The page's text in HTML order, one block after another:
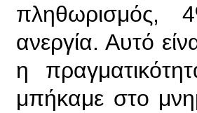
πληθωρισμός,
ανεργία. Αυτό
η
μπήκαμε στο